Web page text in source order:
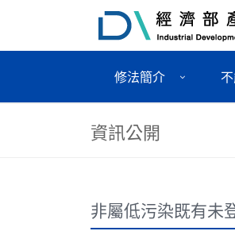
修法簡介
資訊公開
非屬低污染既有未